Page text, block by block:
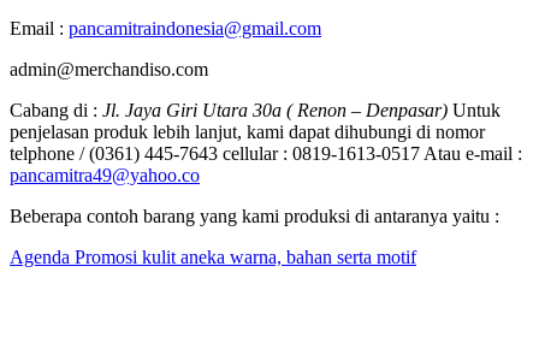
Email : pancamitraindonesia@gmail.com
admin@merchandiso.com
Cabang di : Jl. Jaya Giri Utara 30a ( Renon – Denpasar) Untuk
penjelasan produk lebih lanjut, kami dapat dihubungi di nomor
telphone / (0361) 445-7643 cellular : 0819-1613-0517 Atau e-mail :
pancamitra49@yahoo.co
Beberapa contoh barang yang kami produksi di antaranya yaitu :
Agenda Promosi kulit aneka warna, bahan serta motif